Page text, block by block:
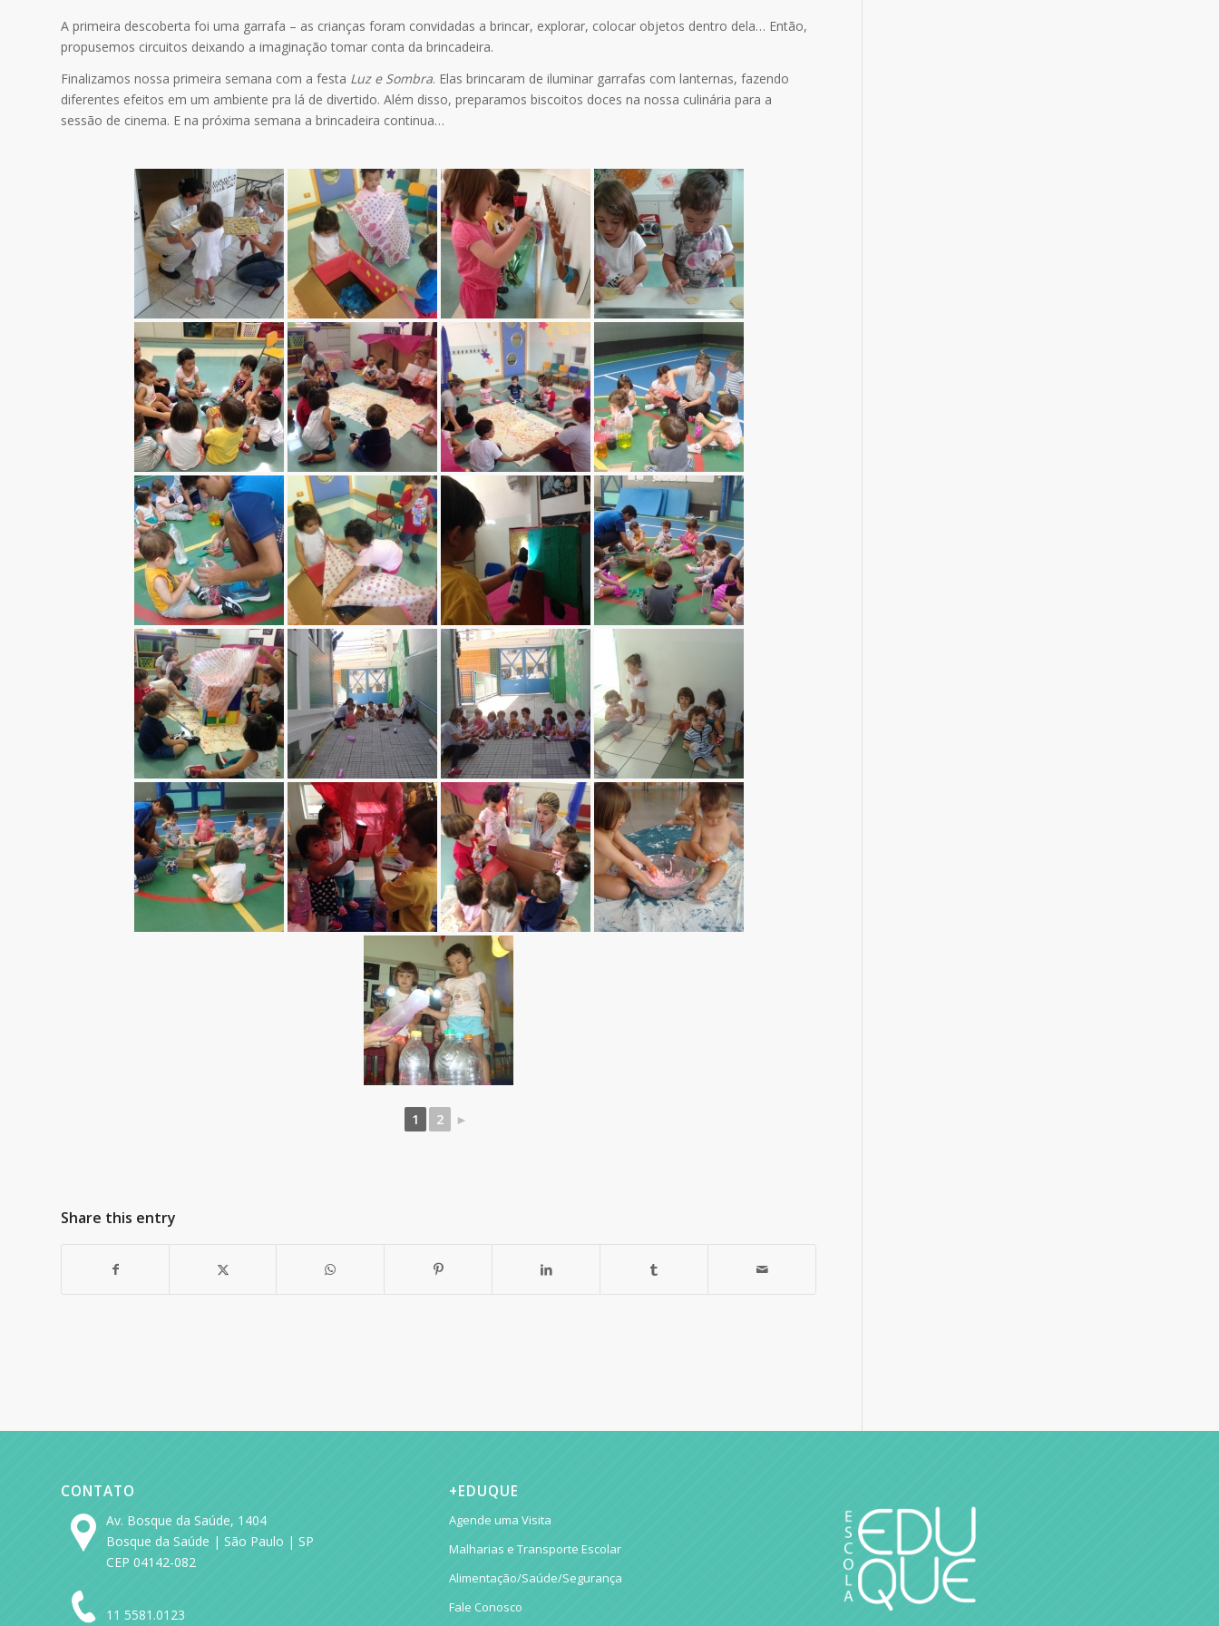
A primeira descoberta foi uma garrafa – as crianças foram convidadas a brincar, explorar, colocar objetos dentro dela… Então,
propusemos circuitos deixando a imaginação tomar conta da brincadeira.
Finalizamos nossa primeira semana com a festa Luz e Sombra. Elas brincaram de iluminar garrafas com lanternas, fazendo
diferentes efeitos em um ambiente pra lá de divertido. Além disso, preparamos biscoitos doces na nossa culinária para a
sessão de cinema. E na próxima semana a brincadeira continua…
1 2 ►
Share this entry
CONTATO
Av. Bosque da Saúde, 1404
Bosque da Saúde | São Paulo | SP
CEP 04142-082
11 5581.0123
+EDUQUE
Agende uma Visita
Malharias e Transporte Escolar
Alimentação/Saúde/Segurança
Fale Conosco